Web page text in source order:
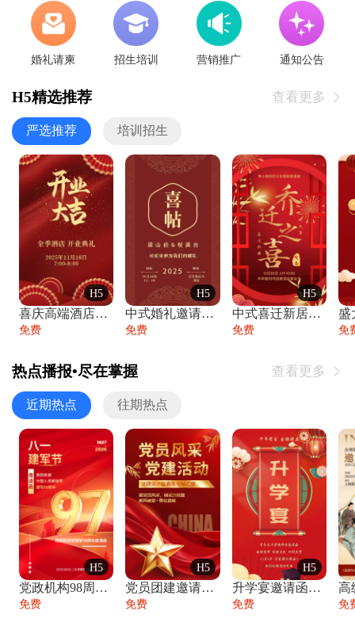
婚礼请柬 招生培训 营销推广 通知公告
H5精选推荐 查看更多 
严选推荐 培训招生
H5
喜庆高端酒店开业大吉邀请函
免费
H5
中式婚礼邀请函中国风传统复古婚礼请柬请帖
免费
H5
中式喜迁新居乔迁之喜邀请函宴会请帖
免费 免
热点播报•尽在掌握 查看更多 
近期热点 往期热点
H5
党政机构98周年八一建军节庆祝晚会活动邀
免费
H5
党员团建邀请函党建活动风采党会工作汇报总
免费
H5
升学宴邀请函喜报金榜题名高端谢师宴邀请函
免费 免